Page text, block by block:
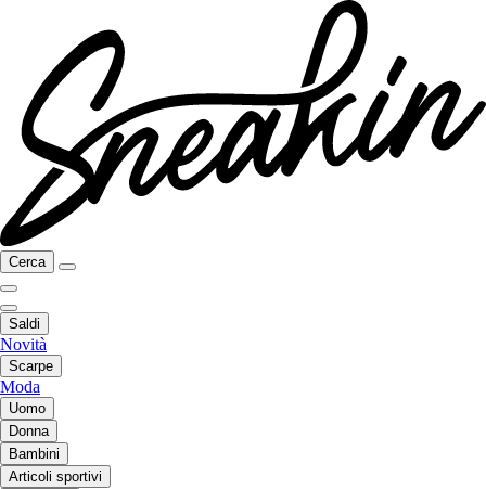
Cerca
Saldi
Novità
Scarpe
Moda
Uomo
Donna
Bambini
Articoli sportivi